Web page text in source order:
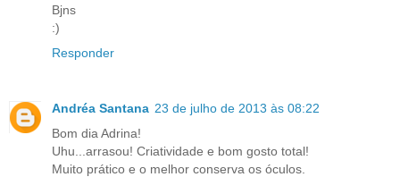
Bjns
:)
Responder
Andréa Santana 23 de julho de 2013 às 08:22
Bom dia Adrina!
Uhu...arrasou! Criatividade e bom gosto total!
Muito prático e o melhor conserva os óculos.